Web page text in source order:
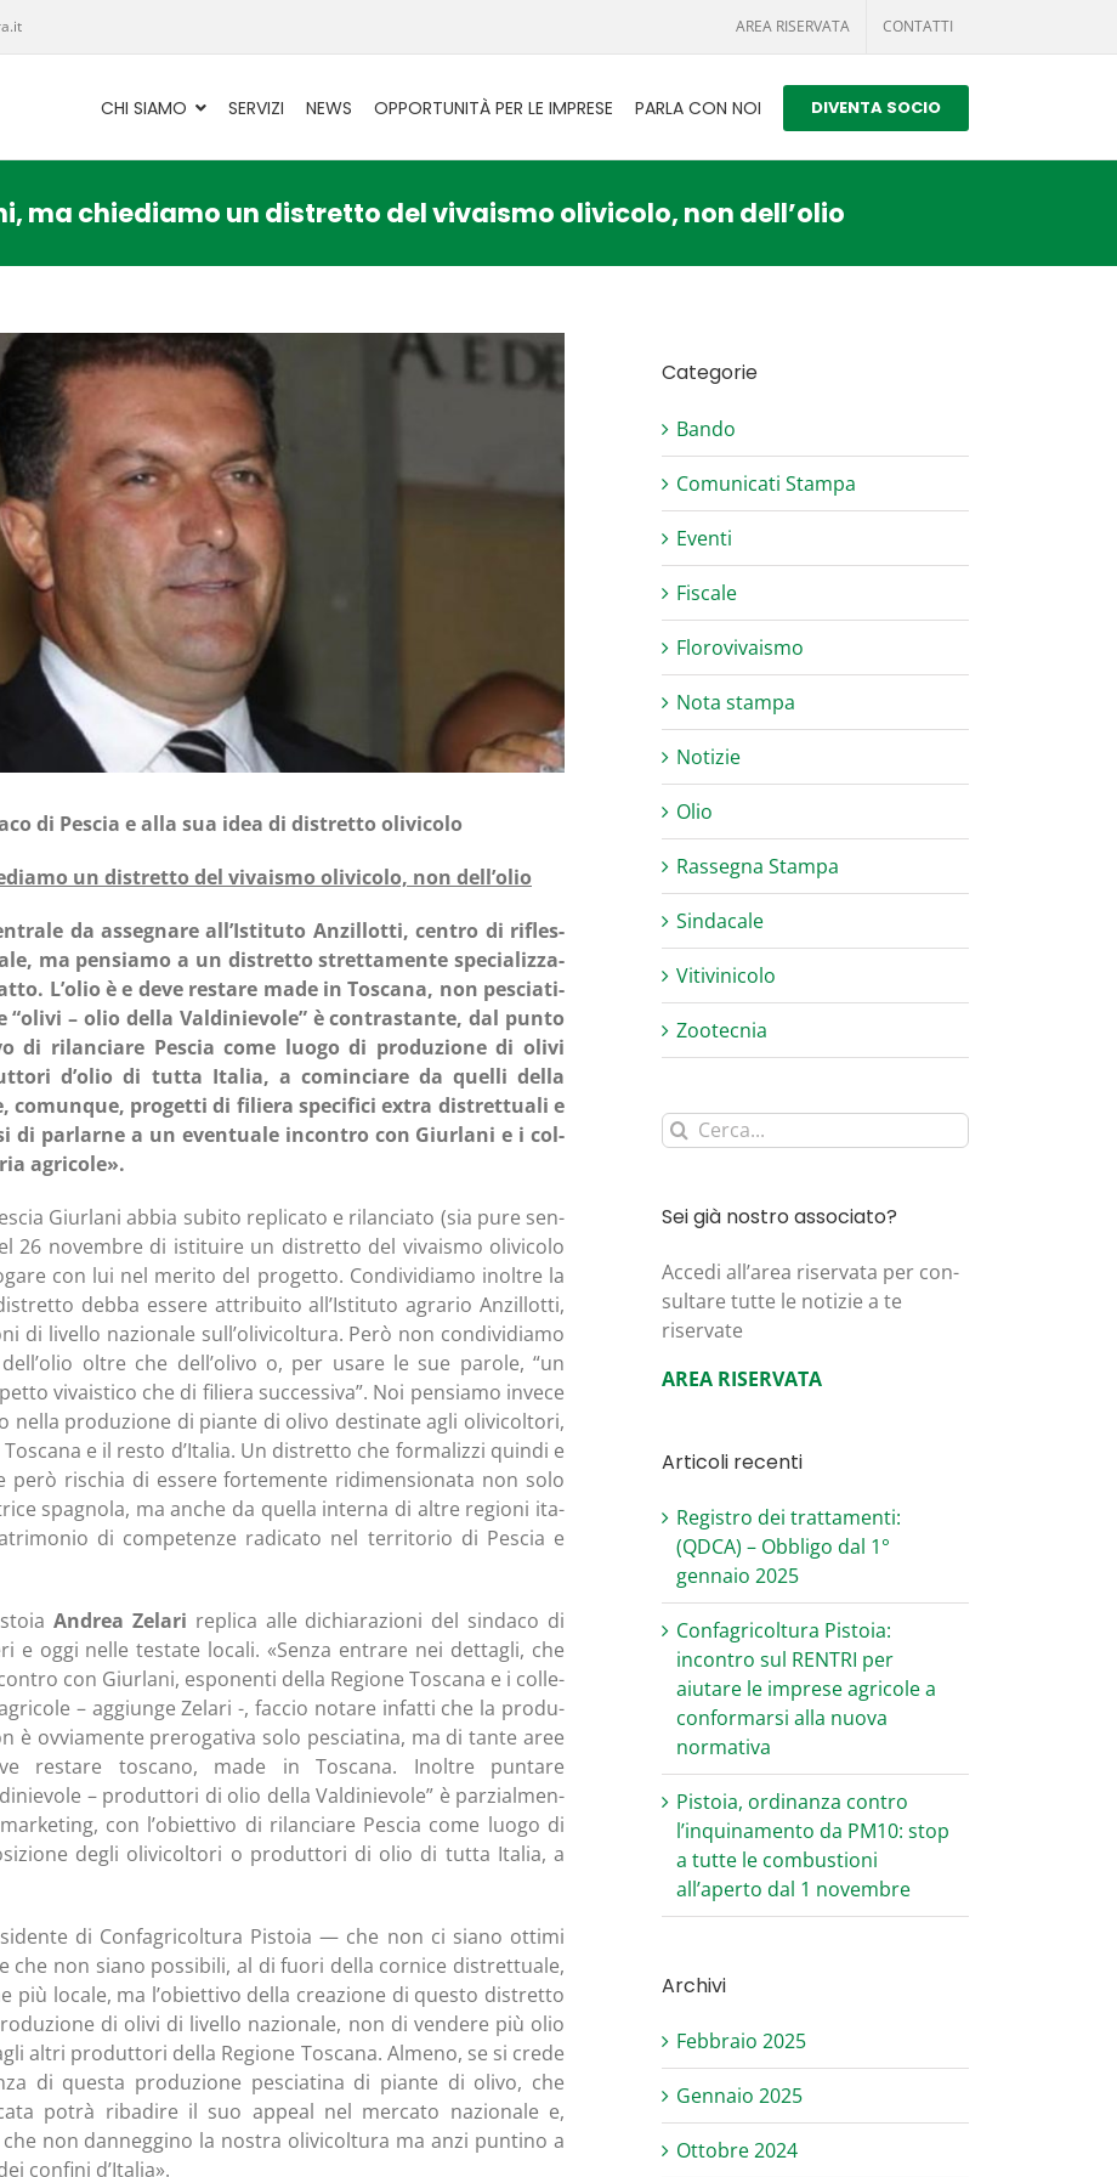
AREA RISERVATA CONTATTI
CHI SIAMO SERVIZI NEWS OPPORTUNITÀ PER LE IMPRESE PARLA CON NOI DIVENTA SOCIO
ma chiediamo un distretto del vivaismo olivicolo, non dell’olio
di Pescia e alla sua idea di distret­to olivicolo
un distret­to del vivai­smo oli­vi­co­lo, non dell’olio
da asse­gna­re all’Istituto Anzil­lot­ti, cen­tro di rifles­
ma pen­sia­mo a un distret­to stret­ta­men­te spe­cia­liz­za­
L’olio è e deve resta­re made in Tosca­na, non pescia­ti­
“oli­vi – olio del­la Val­di­nie­vo­le” è con­tra­stan­te, dal pun­to
di rilan­cia­re Pescia come luo­go di pro­du­zio­ne di oli­vi
d’olio di tut­ta Ita­lia, a comin­cia­re da quel­li del­la
comun­que, pro­get­ti di filie­ra spe­ci­fi­ci extra distret­tua­li e
di par­lar­ne a un even­tua­le incon­tro con Giur­la­ni e i col­
agricole».
Giur­la­ni abbia subi­to repli­ca­to e rilan­cia­to (sia pure sen­
26 novem­bre di isti­tui­re un distret­to del vivai­smo oli­vi­co­lo
con lui nel meri­to del pro­get­to. Con­di­vi­dia­mo inol­tre la
deb­ba esse­re attri­bui­to all’Istituto agra­rio Anzil­lot­ti,
di livel­lo nazio­na­le sull’olivicoltura. Però non con­di­vi­dia­mo
oltre che dell’olivo o, per usa­re le sue paro­le, “un
vivai­sti­co che di filie­ra suc­ces­si­va”. Noi pen­sia­mo inve­ce
pro­du­zio­ne di pian­te di oli­vo desti­na­te agli oli­vi­col­to­ri,
e il resto d’Italia. Un distret­to che for­ma­liz­zi quin­di e
però rischia di esse­re for­te­men­te ridi­men­sio­na­ta non solo
spa­gno­la, ma anche da quel­la inter­na di altre regio­ni ita­
di com­pe­ten­ze radi­ca­to nel ter­ri­to­rio di Pescia e
Andrea Zela­ri repli­ca alle dichia­ra­zio­ni del sin­da­co di
e oggi nel­le testa­te loca­li. «Sen­za entra­re nei det­ta­gli, che
con Giur­la­ni, espo­nen­ti del­la Regio­ne Tosca­na e i col­le­
– aggiun­ge Zela­ri -, fac­cio nota­re infat­ti che la pro­du­
è ovvia­men­te pre­ro­ga­ti­va solo pescia­ti­na, ma di tan­te aree
resta­re tosca­no, made in Tosca­na. Inol­tre pun­ta­re
– pro­dut­to­ri di olio del­la Val­di­nie­vo­le” è par­zial­men­
con l’obiettivo di rilan­cia­re Pescia come luo­go di
degli oli­vi­col­to­ri o pro­dut­to­ri di olio di tut­ta Ita­lia, a
di Con­fa­gri­col­tu­ra Pisto­ia — che non ci sia­no otti­mi
che non sia­no pos­si­bi­li, al di fuo­ri del­la cor­ni­ce distret­tua­le,
loca­le, ma l’obiettivo del­la crea­zio­ne di que­sto distret­to
di oli­vi di livel­lo nazio­na­le, non di ven­de­re più olio
altri pro­dut­to­ri del­la Regio­ne Tosca­na. Alme­no, se si cre­de
di que­sta pro­du­zio­ne pescia­ti­na di pian­te di oli­vo, che
potrà riba­di­re il suo appeal nel mer­ca­to nazio­na­le e,
non dan­neg­gi­no la nostra oli­vi­col­tu­ra ma anzi pun­ti­no a
con­fi­ni d’Italia».
Categorie
Bando
Comunicati Stampa
Eventi
Fiscale
Florovivaismo
Nota stampa
Notizie
Olio
Rassegna Stampa
Sindacale
Vitivinicolo
Zootecnia
Cerca
per:
Sei già nostro associato?
Acce­di all’area riser­va­ta per con­
sul­ta­re tut­te le noti­zie a te
riservate
AREA RISERVATA
Articoli recenti
Registro dei trattamenti:
(QDCA) – Obbligo dal 1°
gennaio 2025
Confagricoltura Pistoia:
incontro sul RENTRI per
aiutare le imprese agricole a
conformarsi alla nuova
normativa
Pistoia, ordinanza contro
l’inquinamento da PM10: stop
a tutte le combustioni
all’aperto dal 1 novembre
Archivi
Febbraio 2025
Gennaio 2025
Ottobre 2024